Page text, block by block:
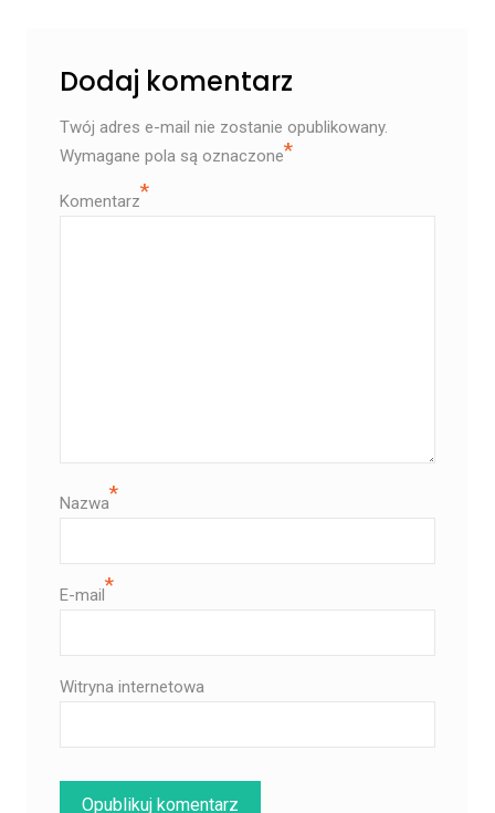
Dodaj komentarz
Twój adres e-mail nie zostanie opublikowany.
Wymagane pola są oznaczone*
Komentarz*
Nazwa*
E-mail*
Witryna internetowa